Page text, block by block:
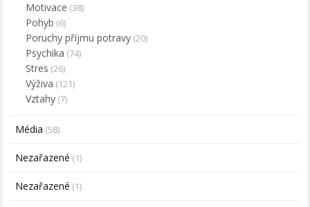
Motivace (38)
Pohyb (6)
Poruchy příjmu potravy (20)
Psychika (74)
Stres (26)
Výživa (121)
Vztahy (7)
Média (58)
Nezařazené (1)
Nezařazené (1)